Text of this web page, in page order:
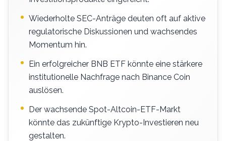
Wiederholte SEC-Anträge deuten oft auf aktive
regulatorische Diskussionen und wachsendes
Momentum hin.
Ein erfolgreicher BNB ETF könnte eine stärkere
institutionelle Nachfrage nach Binance Coin
auslösen.
Der wachsende Spot-Altcoin-ETF-Markt
könnte das zukünftige Krypto-Investieren neu
gestalten.